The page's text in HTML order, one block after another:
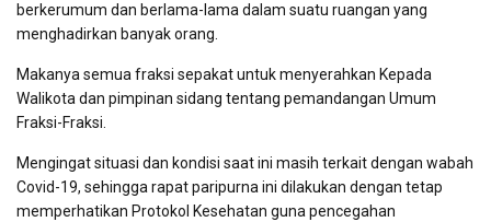
berkerumum dan berlama-lama dalam suatu ruangan yang
menghadirkan banyak orang.
Makanya semua fraksi sepakat untuk menyerahkan Kepada
Walikota dan pimpinan sidang tentang pemandangan Umum
Fraksi-Fraksi.
Mengingat situasi dan kondisi saat ini masih terkait dengan wabah
Covid-19, sehingga rapat paripurna ini dilakukan dengan tetap
memperhatikan Protokol Kesehatan guna pencegahan